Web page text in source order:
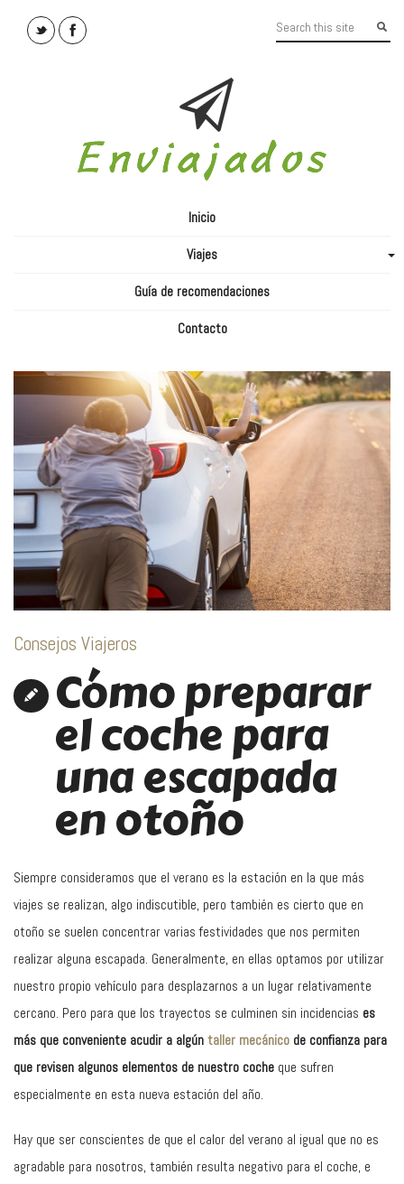
Inicio
Viajes
Guía de recomendaciones
Contacto
Consejos Viajeros
Cómo preparar
el coche para
una escapada
en otoño
Siempre consideramos que el verano es la estación en la que más
viajes se realizan, algo indiscutible, pero también es cierto que en
otoño se suelen concentrar varias festividades que nos permiten
realizar alguna escapada. Generalmente, en ellas optamos por utilizar
nuestro propio vehículo para desplazarnos a un lugar relativamente
cercano. Pero para que los trayectos se culminen sin incidencias es
más que conveniente acudir a algún taller mecánico de confianza para
que revisen algunos elementos de nuestro coche que sufren
especialmente en esta nueva estación del año.
Hay que ser conscientes de que el calor del verano al igual que no es
agradable para nosotros, también resulta negativo para el coche, e